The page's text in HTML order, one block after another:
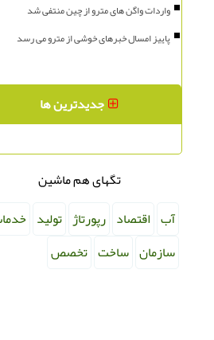
واردات واگن های مترو از چین منتفی شد
پاییز امسال خبرهای خوشی از مترو می رسد
جدیدترین ها
تگهای هم ماشین
آب اقتصاد رپورتاژ تولید
سازمان ساخت تخصص